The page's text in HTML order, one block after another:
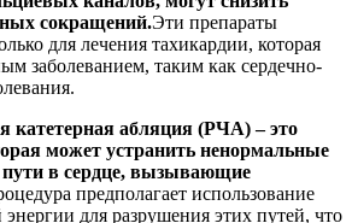
сокращений.Эти препараты
для лечения тахикардии, которая
заболеванием, таким как сердечно-
катетерная абляция (РЧА) – это
может устранить ненормальные
пути в сердце, вызывающие
предполагает использование
энергии для разрушения этих путей, что